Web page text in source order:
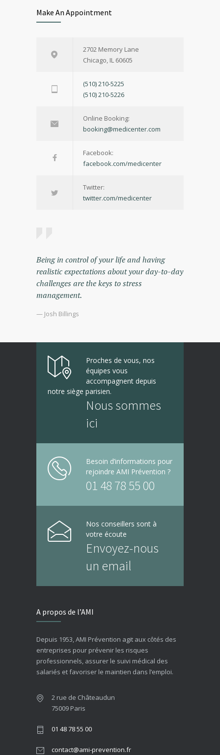
Make An Appointment
2702 Memory Lane
Chicago, IL 60605
(510) 210-5225
(510) 210-5226
Online Booking:
booking@medicenter.com
Facebook:
facebook.com/medicenter
Twitter:
twitter.com/medicenter
Being in control of your life and having
realistic expectations about your day-to-day
challenges are the keys to stress
management.
— Josh Billings
Proches de vous, nos
équipes vous
accompagnent depuis
notre siège parisien.
Nous sommes
ici
Besoin d’informations pour
rejoindre AMI Prévention ?
01 48 78 55 00
Nos conseillers sont à
votre écoute
Envoyez-nous
un email
A propos de l’AMI
Depuis 1953, AMI Prévention agit aux côtés des
entreprises pour prévenir les risques
professionnels, assurer le suivi médical des
salariés et favoriser le maintien dans l’emploi.
2 rue de Châteaudun
75009 Paris
01 48 78 55 00
contact@ami-prevention.fr